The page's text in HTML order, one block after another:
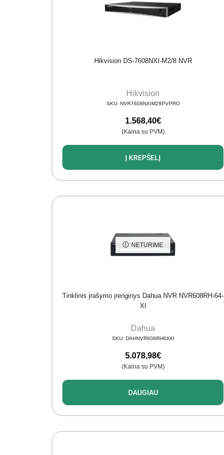
Hikvision DS-7608NXI-M2/8 NVR
Hikvision
SKU: NVR7608NXIM28PVPRO
1.568,40€
(Kaina su PVM)
Į KREPŠELĮ
NETURIME
Tinklinis įrašymo įrenginys Dahua NVR NVR608RH-64-
XI
Dahua
SKU: DAHNVR608RH64XI
5.078,98€
(Kaina su PVM)
DAUGIAU